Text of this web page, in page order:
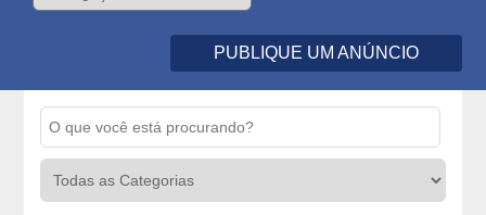
PUBLIQUE UM ANÚNCIO